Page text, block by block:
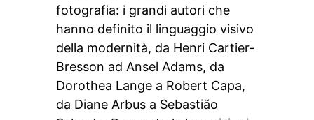
fotografia: i grandi autori che
hanno definito il linguaggio visivo
della modernità, da Henri Cartier-
Bresson ad Ansel Adams, da
Dorothea Lange a Robert Capa,
da Diane Arbus a Sebastião